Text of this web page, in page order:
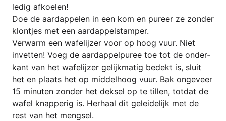
le­dig afkoelen!
Doe de aard­ap­pelen in een kom en pure­er ze zon­der
klont­jes met een aardappelstamper.
Ver­warm een wafe­li­j­zer voor op hoog vuur. Niet
invet­ten! Voeg de aard­ap­pel­pu­ree toe tot de onder­
kant van het wafe­li­j­zer geli­jk­ma­tig bedekt is, sluit
het en pla­ats het op mid­del­hoog vuur. Bak onge­ve­er
15 minu­ten zon­der het dek­sel op te til­len, tot­dat de
wafel knap­pe­rig is. Her­haal dit gelei­de­li­jk met de
rest van het mengsel.